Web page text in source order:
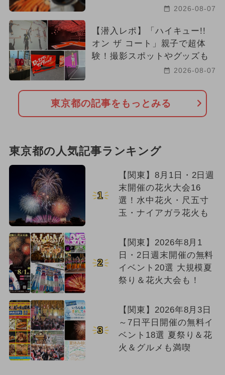
2026-08-07
【潜入レポ】「ハイキュー!!
オン ザ コート」親子で超体
験！撮影スポットやグッズも
2026-08-07
東京都の記事をもっとみる
東京都の人気記事ランキング
1
【関東】8月1日・2日週
末開催の花火大会16
選！水中花火・尺五寸
玉・ナイアガラ花火も
2
【関東】2026年8月1
日・2日週末開催の無料
イベント20選 大規模夏
祭り＆花火大会も！
3
【関東】2026年8月3日
～7日平日開催の無料イ
ベント18選 夏祭り＆花
火＆グルメも満喫